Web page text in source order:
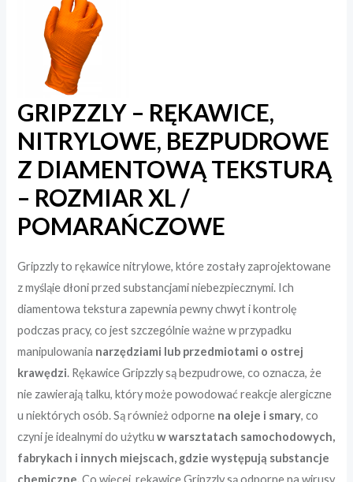
GRIPZZLY – RĘKAWICE,
NITRYLOWE, BEZPUDROWE
Z DIAMENTOWĄ TEKSTURĄ
– ROZMIAR XL /
POMARAŃCZOWE
Gripzzly to rękawice nitrylowe, które zostały zaprojektowane
z myśląie dłoni przed substancjami niebezpiecznymi. Ich
diamentowa tekstura zapewnia pewny chwyt i kontrolę
podczas pracy, co jest szczególnie ważne w przypadku
manipulowania narzędziami lub przedmiotami o ostrej
krawędzi. Rękawice Gripzzly są bezpudrowe, co oznacza, że
nie zawierają talku, który może powodować reakcje alergiczne
u niektórych osób. Są również odporne na oleje i smary, co
czyni je idealnymi do użytkuw warsztatach samochodowych,
fabrykach i innych miejscach, gdzie występują substancje
chemiczne.Co więcej, rękawice Gripzzly są odporne na wirusy